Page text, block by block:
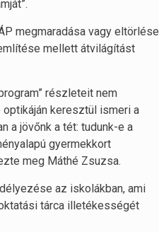
megmaradása vagy eltörlése
mellett átvilágítást
részleteit nem
keresztül ismeri a
a jövőnk a tét: tudunk-e a
gyermekkort
meg Máthé Zsuzsa.
az iskolákban, ami
tárca illetékességét